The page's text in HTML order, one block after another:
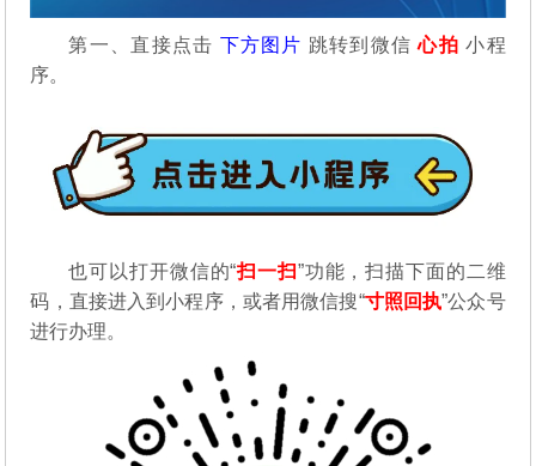
第一、直接点击 下方图片 跳转到微信心拍小程
序。
也可以打开微信的“扫一扫”功能，扫描下面的二维
码，直接进入到小程序，或者用微信搜“寸照回执”公众号
进行办理。